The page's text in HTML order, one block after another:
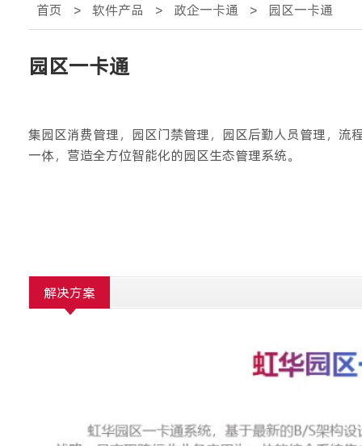
首页 > 软件产品 > 政企一卡通 > 园区一卡通
园区一卡通
集园区消费管理，园区门禁管理，园区后勤人员管理，流
一体，营造全方位智能化的园区生态管理系统。
解决方案